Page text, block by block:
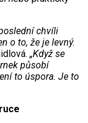
chvíli
o to, že je levný.
„Když se
působí
to úspora. Je to